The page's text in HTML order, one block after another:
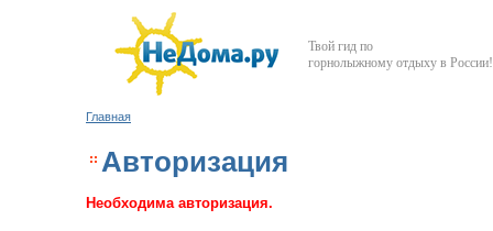
Твой гид по
горнолыжному отдыху в России!
Главная
Авторизация
Необходима авторизация.